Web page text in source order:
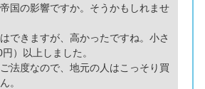
国の影響ですか。そうかもしれませ
できますが、高かったですね。小さ
）以上しました。
法度なので、地元の人はこっそり買
。